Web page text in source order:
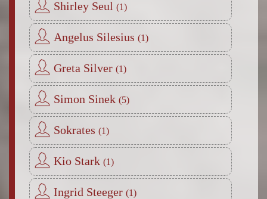
Shirley Seul
Angelus Silesius
Greta Silver
Simon Sinek
Sokrates
Kio Stark
Ingrid Steeger